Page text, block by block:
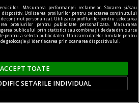
Măsurarea performanței reclamelor. Stocarea și/sau
dispozitiv. Utilizarea profilurilor pentru selectarea conținutului
conținut personalizat. Utilizarea profilurilor pentru selectarea
profilurilor pentru publicitate personalizată. Măsurarea
publicului prin statistici sau combinații de date din surse
pentru a selecta publicitatea. Utilizarea datelor limitate pentru
geolocație și identificarea prin scanarea dispozitivului.
ACCEPT TOATE
SETARILE INDIVIDUAL